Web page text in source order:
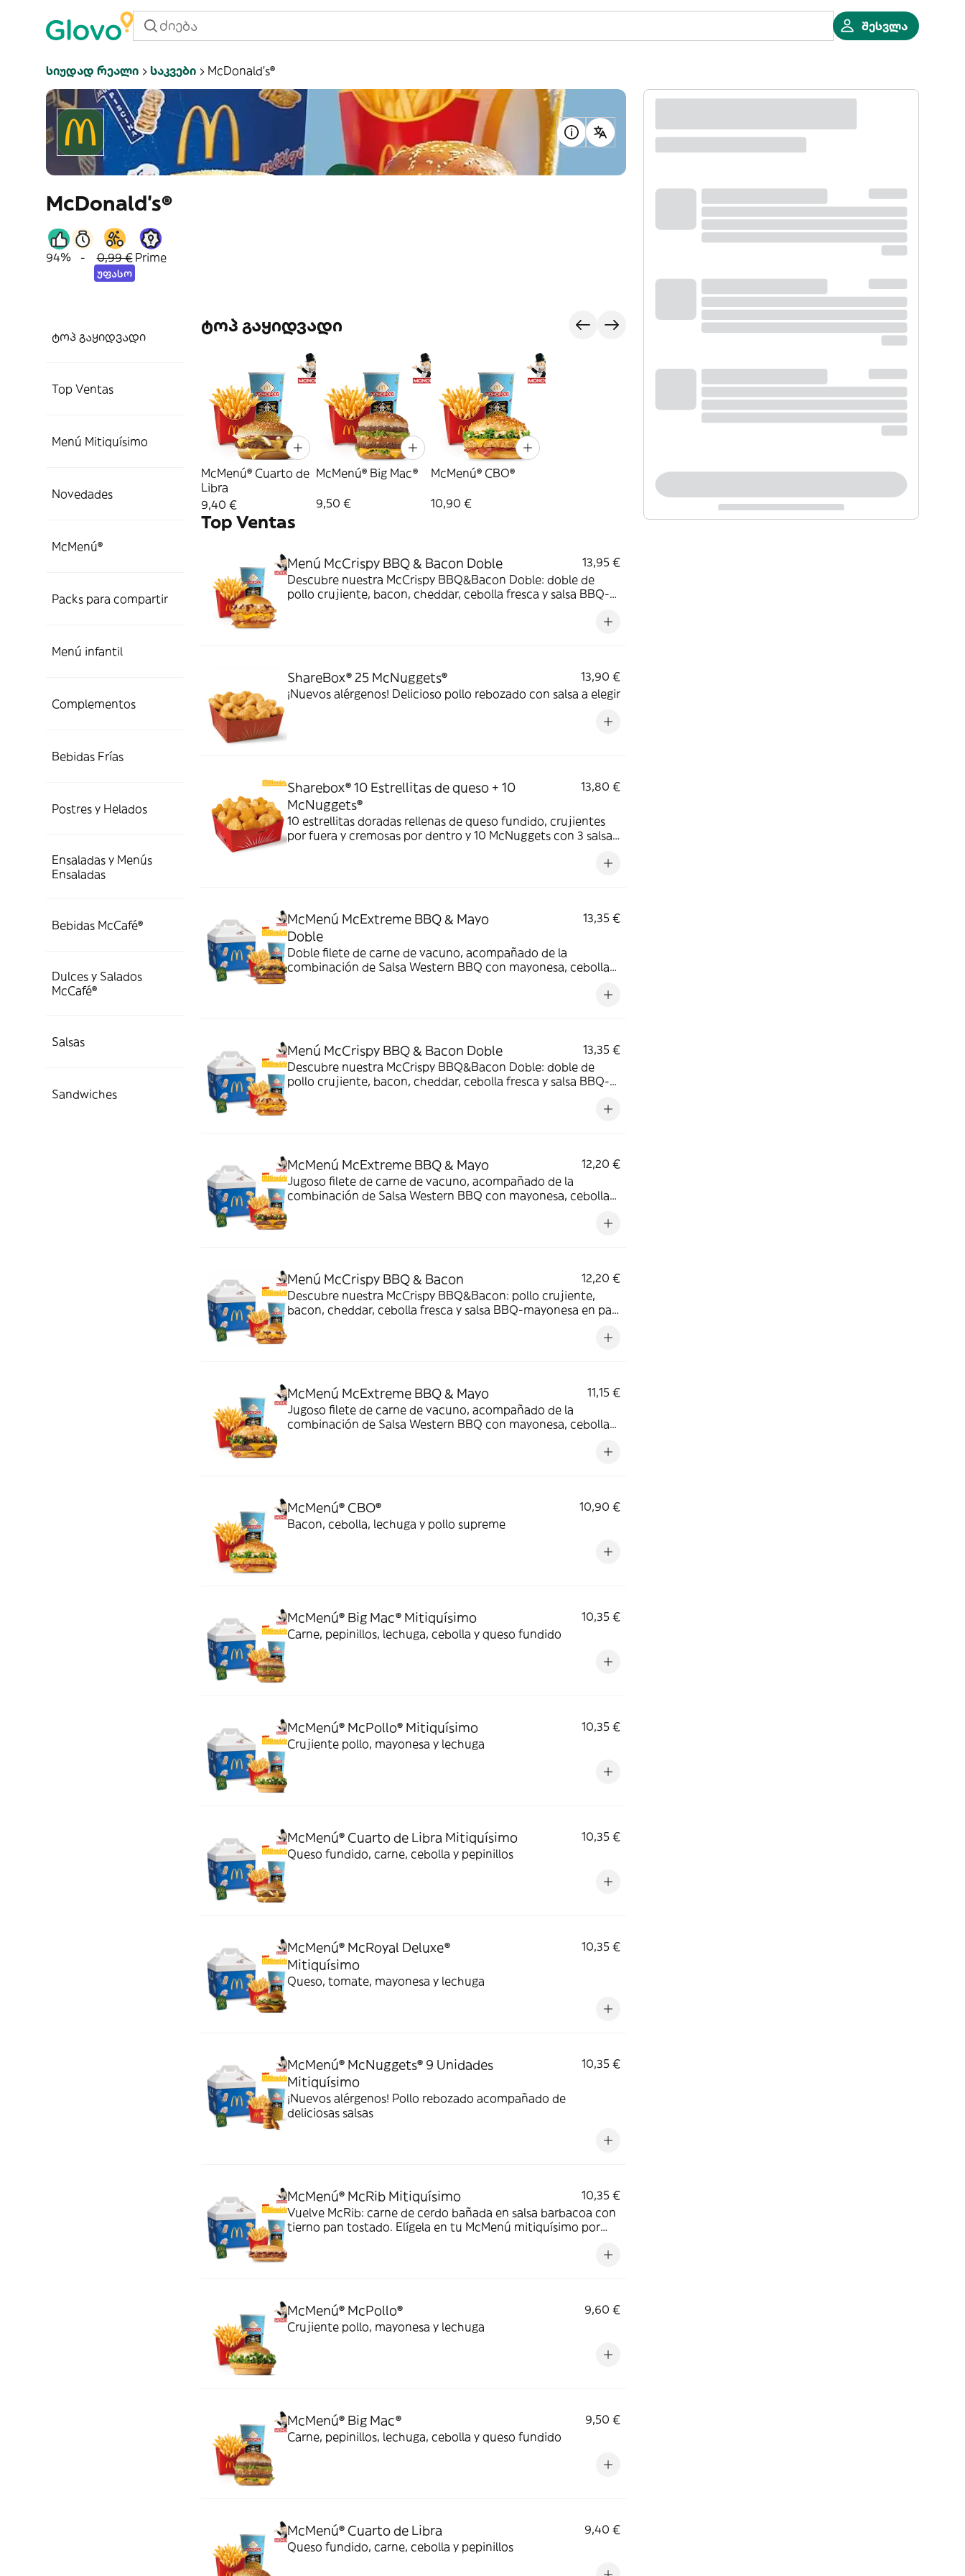
შესვლა
Სიუდად Რეალი Საკვები McDonald's®
McDonald's®
94% - 0,99 €
უფასო
Prime
ტოპ გაყიდვადი
Top Ventas
Menú Mitiquísimo
Novedades
McMenú®
Packs para compartir
Menú infantil
Complementos
Bebidas Frías
Postres y Helados
Ensaladas y Menús
Ensaladas
Bebidas McCafé®
Dulces y Salados
McCafé®
Salsas
Sandwiches
ტოპ გაყიდვადი
McMenú® Cuarto de
Libra
9,40 €
McMenú® Big Mac®
9,50 €
McMenú® CBO®
10,90 €
Top Ventas
Menú McCrispy BBQ & Bacon Doble
13,95 €
Descubre nuestra McCrispy BBQ&Bacon Doble: doble de
pollo crujiente, bacon, cheddar, cebolla fresca y salsa BBQ-
ShareBox® 25 McNuggets®
13,90 €
¡Nuevos alérgenos! Delicioso pollo rebozado con salsa a elegir
Sharebox® 10 Estrellitas de queso + 10
McNuggets®
13,80 €
10 estrellitas doradas rellenas de queso fundido, crujientes
por fuera y cremosas por dentro y 10 McNuggets con 3 salsas
McMenú McExtreme BBQ & Mayo
Doble
13,35 €
Doble filete de carne de vacuno, acompañado de la
combinación de Salsa Western BBQ con mayonesa, cebolla
todo ello envuelto en un irresistible pan con bites de bacon.
Menú McCrispy BBQ & Bacon Doble
13,35 €
Descubre nuestra McCrispy BBQ&Bacon Doble: doble de
pollo crujiente, bacon, cheddar, cebolla fresca y salsa BBQ-
McMenú McExtreme BBQ & Mayo
12,20 €
Jugoso filete de carne de vacuno, acompañado de la
combinación de Salsa Western BBQ con mayonesa, cebolla
todo ello envuelto en un irresistible pan con bites de bacon.
Menú McCrispy BBQ & Bacon
12,20 €
Descubre nuestra McCrispy BBQ&Bacon: pollo crujiente,
bacon, cheddar, cebolla fresca y salsa BBQ-mayonesa en pan
McMenú McExtreme BBQ & Mayo
11,15 €
Jugoso filete de carne de vacuno, acompañado de la
combinación de Salsa Western BBQ con mayonesa, cebolla
todo ello envuelto en un irresistible pan con bites de bacon.
McMenú® CBO®
10,90 €
Bacon, cebolla, lechuga y pollo supreme
McMenú® Big Mac® Mitiquísimo
10,35 €
Carne, pepinillos, lechuga, cebolla y queso fundido
McMenú® McPollo® Mitiquísimo
10,35 €
Crujiente pollo, mayonesa y lechuga
McMenú® Cuarto de Libra Mitiquísimo
10,35 €
Queso fundido, carne, cebolla y pepinillos
McMenú® McRoyal Deluxe®
Mitiquísimo
10,35 €
Queso, tomate, mayonesa y lechuga
McMenú® McNuggets® 9 Unidades
Mitiquísimo
10,35 €
¡Nuevos alérgenos! Pollo rebozado acompañado de
deliciosas salsas
McMenú® McRib Mitiquísimo
10,35 €
Vuelve McRib: carne de cerdo bañada en salsa barbacoa con
tierno pan tostado. Elígela en tu McMenú mitiquísimo por
McMenú® McPollo®
9,60 €
Crujiente pollo, mayonesa y lechuga
McMenú® Big Mac®
9,50 €
Carne, pepinillos, lechuga, cebolla y queso fundido
McMenú® Cuarto de Libra
9,40 €
Queso fundido, carne, cebolla y pepinillos